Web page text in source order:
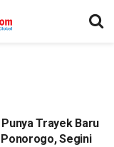
Trayek Baru
Segini